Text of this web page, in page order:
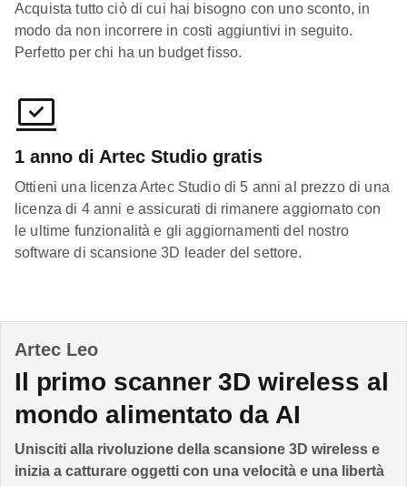
Acquista tutto ciò di cui hai bisogno con uno sconto, in
modo da non incorrere in costi aggiuntivi in seguito.
Perfetto per chi ha un budget fisso.
1 anno di Artec Studio gratis
Ottieni una licenza Artec Studio di 5 anni al prezzo di una
licenza di 4 anni e assicurati di rimanere aggiornato con
le ultime funzionalità e gli aggiornamenti del nostro
software di scansione 3D leader del settore.
Artec Leo
Il primo scanner 3D wireless al
mondo alimentato da AI
Unisciti alla rivoluzione della scansione 3D wireless e
inizia a catturare oggetti con una velocità e una libertà